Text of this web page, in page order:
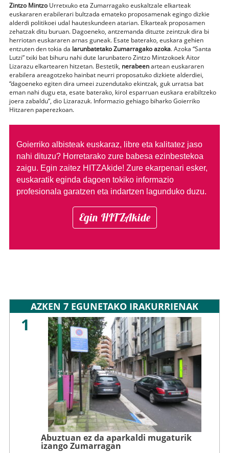
Zintzo MintzoUrretxuko eta Zumarragako euskaltzale elkarteak
euskararen erabilerari bultzada emateko proposamenak egingo dizkie
alderdi politikoei udal hauteskundeen atarian. Elkarteak proposamen
zehatzak ditu buruan. Dagoeneko, antzemanda dituzte zeintzuk dira bi
herriotan euskararen arnas guneak. Esate baterako, euskara gehien
entzuten den tokia da larunbatetako Zumarragako azoka. Azoka “Santa
Lutzi” txiki bat bihuru nahi dute larunbatero Zintzo Mintzokoek Aitor
Lizarazu elkartearen hitzetan. Bestetik, nerabeenartean euskararen
erabilera areagotzeko hainbat neurri proposatuko dizkiete alderdiei,
“dagoeneko egiten dira umeei zuzendutako ekintzak, guk urratsa bat
eman nahi dugu eta, esate baterako, kirol esparruan euskara erabiltzeko
joera zabaldu”, dio Lizarazuk. Informazio gehiago biharko Goierriko
Hitzaren paperezkoan.
Goierriko albisteak euskaraz, libre eta kalitatez jaso
nahi dituzu? Horretarako zure babesa ezinbestekoa
zaigu. Egin zaitez HITZAkide! Zure ekarpenari esker,
euskaratik eginda dagoen tokiko informazio
profesionala garatzen eta indartzen lagunduko duzu.
Egin HITZAkide
AZKEN 7 EGUNETAKO IRAKURRIENAK
1
Abuztuan ez da aparkaldi mugaturik
izango Zumarragan